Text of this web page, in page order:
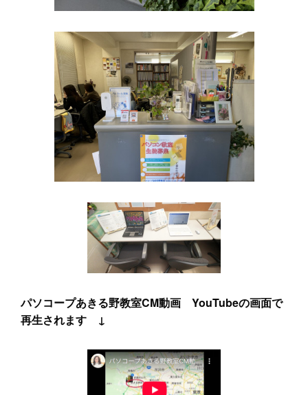
パソコープあきる野教室CM動画 YouTubeの画面で
再生されます ↓